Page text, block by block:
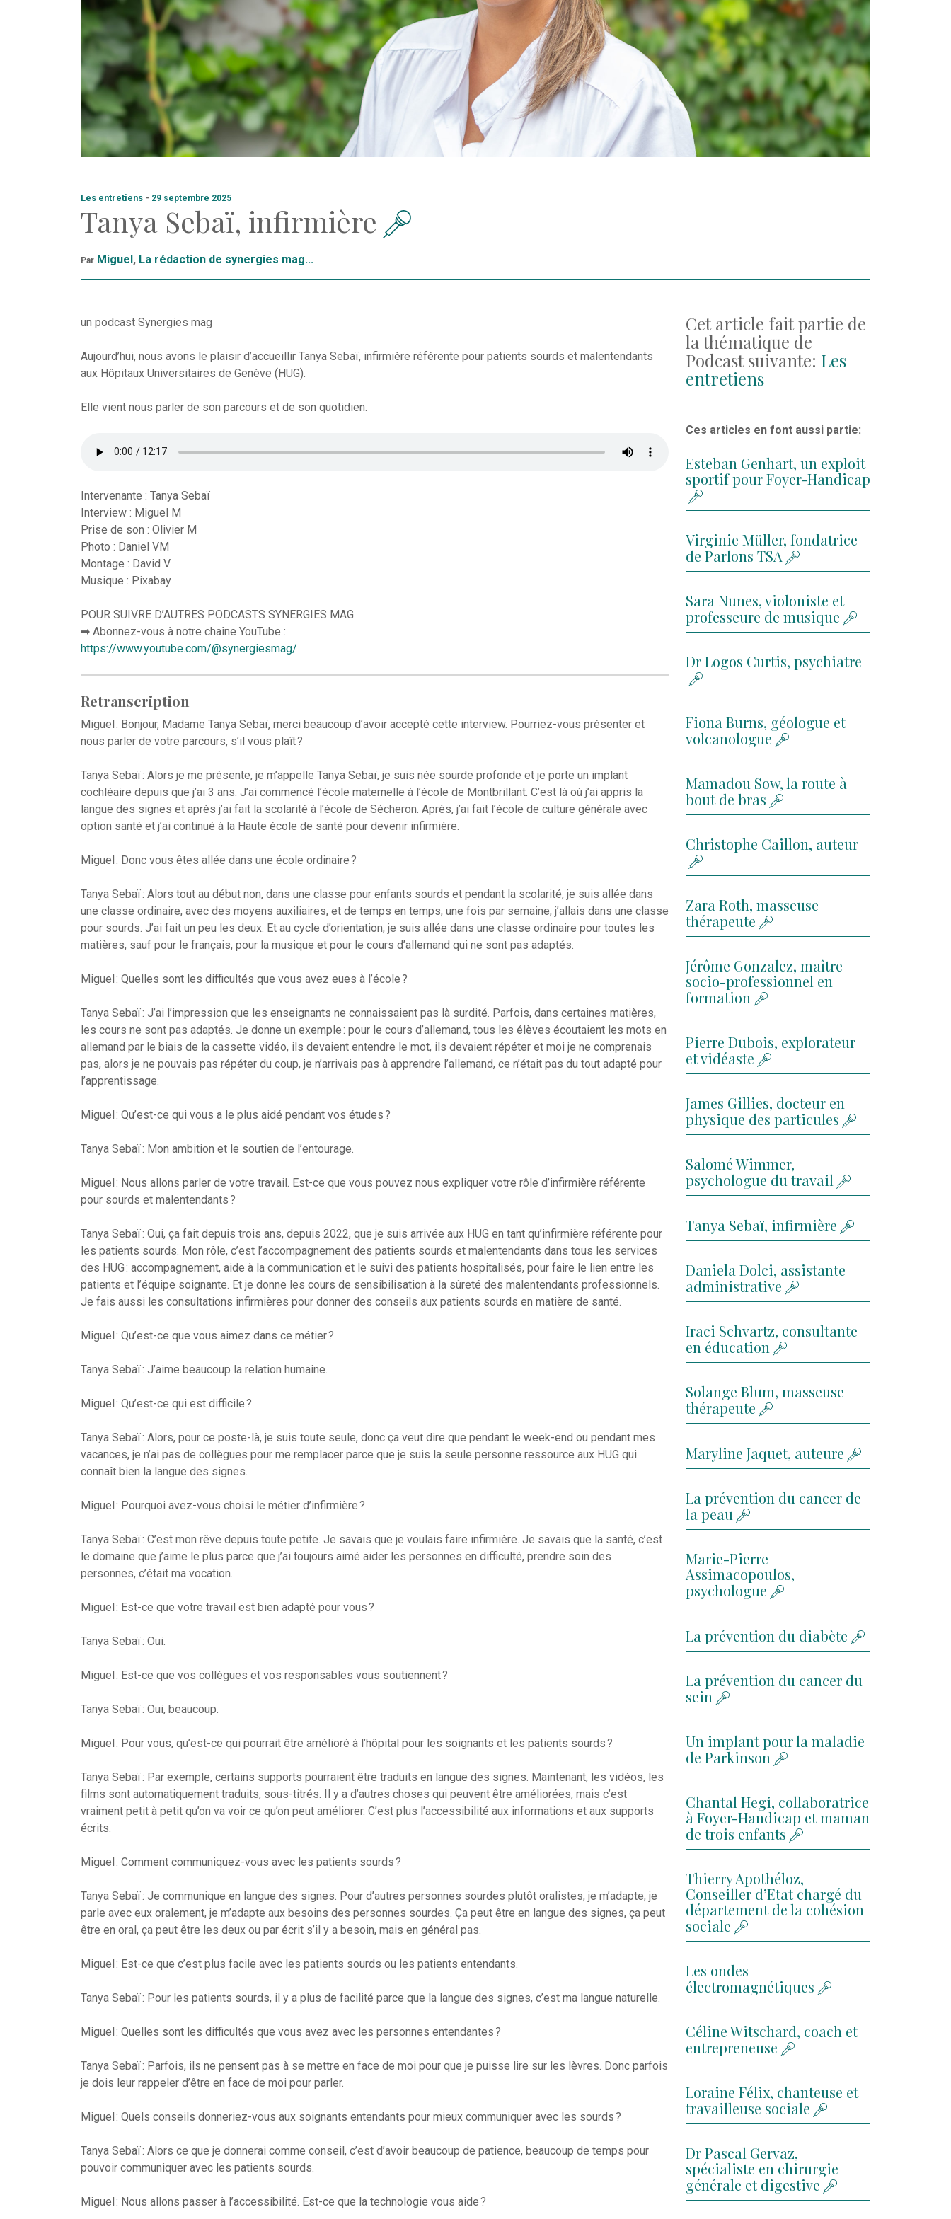
Les entretiens - 29 septembre 2025
Tanya Sebaï, infirmière
Par Miguel, La rédaction de synergies mag...
un podcast Synergies mag
Aujourd’hui, nous avons le plaisir d’accueillir Tanya Sebaï, infirmière référente pour patients sourds et malentendants
aux Hôpitaux Universitaires de Genève (HUG).
Elle vient nous parler de son parcours et de son quotidien.
Intervenante : Tanya Sebaï
Interview : Miguel M
Prise de son : Olivier M
Photo : Daniel VM
Montage : David V
Musique : Pixabay
POUR SUIVRE D’AUTRES PODCASTS SYNERGIES MAG
➡ Abonnez-vous à notre chaîne YouTube :
https://www.youtube.com/@synergiesmag/
Retranscription
Miguel : Bonjour, Madame Tanya Sebaï, merci beaucoup d’avoir accepté cette interview. Pourriez-vous présenter et
nous parler de votre parcours, s’il vous plaît ?
Tanya Sebaï : Alors je me présente, je m’appelle Tanya Sebaï, je suis née sourde profonde et je porte un implant
cochléaire depuis que j’ai 3 ans. J’ai commencé l’école maternelle à l’école de Montbrillant. C’est là où j’ai appris la
langue des signes et après j’ai fait la scolarité à l’école de Sécheron. Après, j’ai fait l’école de culture générale avec
option santé et j’ai continué à la Haute école de santé pour devenir infirmière.
Miguel : Donc vous êtes allée dans une école ordinaire ?
Tanya Sebaï : Alors tout au début non, dans une classe pour enfants sourds et pendant la scolarité, je suis allée dans
une classe ordinaire, avec des moyens auxiliaires, et de temps en temps, une fois par semaine, j’allais dans une classe
pour sourds. J’ai fait un peu les deux. Et au cycle d’orientation, je suis allée dans une classe ordinaire pour toutes les
matières, sauf pour le français, pour la musique et pour le cours d’allemand qui ne sont pas adaptés.
Miguel : Quelles sont les difficultés que vous avez eues à l’école ?
Tanya Sebaï : J’ai l’impression que les enseignants ne connaissaient pas là surdité. Parfois, dans certaines matières,
les cours ne sont pas adaptés. Je donne un exemple : pour le cours d’allemand, tous les élèves écoutaient les mots en
allemand par le biais de la cassette vidéo, ils devaient entendre le mot, ils devaient répéter et moi je ne comprenais
pas, alors je ne pouvais pas répéter du coup, je n’arrivais pas à apprendre l’allemand, ce n’était pas du tout adapté pour
l’apprentissage.
Miguel : Qu’est-ce qui vous a le plus aidé pendant vos études ?
Tanya Sebaï : Mon ambition et le soutien de l’entourage.
Miguel : Nous allons parler de votre travail. Est-ce que vous pouvez nous expliquer votre rôle d’infirmière référente
pour sourds et malentendants ?
Tanya Sebaï : Oui, ça fait depuis trois ans, depuis 2022, que je suis arrivée aux HUG en tant qu’infirmière référente pour
les patients sourds. Mon rôle, c’est l’accompagnement des patients sourds et malentendants dans tous les services
des HUG : accompagnement, aide à la communication et le suivi des patients hospitalisés, pour faire le lien entre les
patients et l’équipe soignante. Et je donne les cours de sensibilisation à la sûreté des malentendants professionnels.
Je fais aussi les consultations infirmières pour donner des conseils aux patients sourds en matière de santé.
Miguel : Qu’est-ce que vous aimez dans ce métier ?
Tanya Sebaï : J’aime beaucoup la relation humaine.
Miguel : Qu’est-ce qui est difficile ?
Tanya Sebaï : Alors, pour ce poste-là, je suis toute seule, donc ça veut dire que pendant le week-end ou pendant mes
vacances, je n’ai pas de collègues pour me remplacer parce que je suis la seule personne ressource aux HUG qui
connaît bien la langue des signes.
Miguel : Pourquoi avez-vous choisi le métier d’infirmière ?
Tanya Sebaï : C’est mon rêve depuis toute petite. Je savais que je voulais faire infirmière. Je savais que la santé, c’est
le domaine que j’aime le plus parce que j’ai toujours aimé aider les personnes en difficulté, prendre soin des
personnes, c’était ma vocation.
Miguel : Est-ce que votre travail est bien adapté pour vous ?
Tanya Sebaï : Oui.
Miguel : Est-ce que vos collègues et vos responsables vous soutiennent ?
Tanya Sebaï : Oui, beaucoup.
Miguel : Pour vous, qu’est-ce qui pourrait être amélioré à l’hôpital pour les soignants et les patients sourds ?
Tanya Sebaï : Par exemple, certains supports pourraient être traduits en langue des signes. Maintenant, les vidéos, les
films sont automatiquement traduits, sous-titrés. Il y a d’autres choses qui peuvent être améliorées, mais c’est
vraiment petit à petit qu’on va voir ce qu’on peut améliorer. C’est plus l’accessibilité aux informations et aux supports
écrits.
Miguel : Comment communiquez-vous avec les patients sourds ?
Tanya Sebaï : Je communique en langue des signes. Pour d’autres personnes sourdes plutôt oralistes, je m’adapte, je
parle avec eux oralement, je m’adapte aux besoins des personnes sourdes. Ça peut être en langue des signes, ça peut
être en oral, ça peut être les deux ou par écrit s’il y a besoin, mais en général pas.
Miguel : Est-ce que c’est plus facile avec les patients sourds ou les patients entendants.
Tanya Sebaï : Pour les patients sourds, il y a plus de facilité parce que la langue des signes, c’est ma langue naturelle.
Miguel : Quelles sont les difficultés que vous avez avec les personnes entendantes ?
Tanya Sebaï : Parfois, ils ne pensent pas à se mettre en face de moi pour que je puisse lire sur les lèvres. Donc parfois
je dois leur rappeler d’être en face de moi pour parler.
Miguel : Quels conseils donneriez-vous aux soignants entendants pour mieux communiquer avec les sourds ?
Tanya Sebaï : Alors ce que je donnerai comme conseil, c’est d’avoir beaucoup de patience, beaucoup de temps pour
pouvoir communiquer avec les patients sourds.
Miguel : Nous allons passer à l’accessibilité. Est-ce que la technologie vous aide ?
Cet article fait partie de
la thématique de
Podcast suivante: Les
entretiens
Ces articles en font aussi partie:
Esteban Genhart, un exploit
sportif pour Foyer-Handicap
Virginie Müller, fondatrice
de Parlons TSA
Sara Nunes, violoniste et
professeure de musique
Dr Logos Curtis, psychiatre
Fiona Burns, géologue et
volcanologue
Mamadou Sow, la route à
bout de bras
Christophe Caillon, auteur
Zara Roth, masseuse
thérapeute
Jérôme Gonzalez, maître
socio-professionnel en
formation
Pierre Dubois, explorateur
et vidéaste
James Gillies, docteur en
physique des particules
Salomé Wimmer,
psychologue du travail
Tanya Sebaï, infirmière
Daniela Dolci, assistante
administrative
Iraci Schvartz, consultante
en éducation
Solange Blum, masseuse
thérapeute
Maryline Jaquet, auteure
La prévention du cancer de
la peau
Marie-Pierre
Assimacopoulos,
psychologue
La prévention du diabète
La prévention du cancer du
sein
Un implant pour la maladie
de Parkinson
Chantal Hegi, collaboratrice
à Foyer-Handicap et maman
de trois enfants
Thierry Apothéloz,
Conseiller d’Etat chargé du
département de la cohésion
sociale
Les ondes
électromagnétiques
Céline Witschard, coach et
entrepreneuse
Loraine Félix, chanteuse et
travailleuse sociale
Dr Pascal Gervaz,
spécialiste en chirurgie
générale et digestive